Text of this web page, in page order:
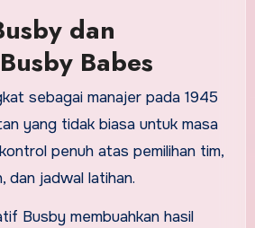
dan
Babes
sebagai manajer pada 1945
yang tidak biasa untuk masa
penuh atas pemilihan tim,
dan jadwal latihan.
Busby membuahkan hasil